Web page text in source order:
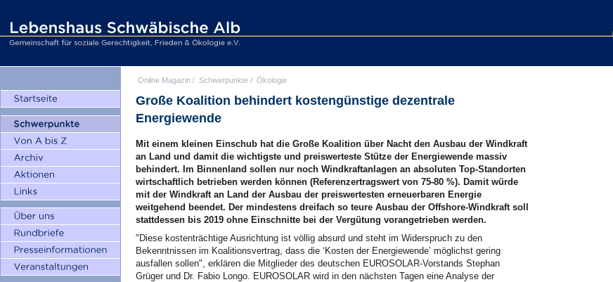
Online Magazin / Schwerpunkte / Ökologie
Große Koalition behindert kostengünstige dezentrale
Energiewende
Mit einem kleinen Einschub hat die Große Koalition über Nacht den Ausbau der Windkraft
an Land und damit die wichtigste und preiswerteste Stütze der Energiewende massiv
behindert. Im Binnenland sollen nur noch Windkraftanlagen an absoluten Top-Standorten
wirtschaftlich betrieben werden können (Referenzertragswert von 75-80 %). Damit würde
mit der Windkraft an Land der Ausbau der preiswertesten erneuerbaren Energie
weitgehend beendet. Der mindestens dreifach so teure Ausbau der Offshore-Windkraft soll
stattdessen bis 2019 ohne Einschnitte bei der Vergütung vorangetrieben werden.
"Diese kostenträchtige Ausrichtung ist völlig absurd und steht im Widerspruch zu den
Bekenntnissen im Koalitionsvertrag, dass die ‘Kosten der Energiewende’ möglichst gering
ausfallen sollen", erklären die Mitglieder des deutschen EUROSOLAR-Vorstands Stephan
Grüger und Dr. Fabio Longo. EUROSOLAR wird in den nächsten Tagen eine Analyse der